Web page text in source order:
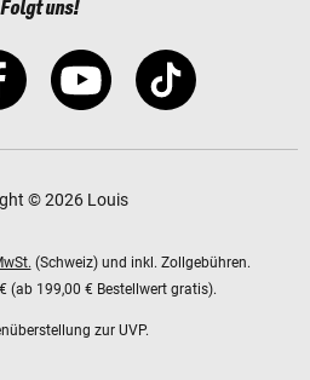
Folgt uns!
© 2026 Louis
(Schweiz) und inkl. Zollgebühren.
(ab 199,00 € Bestellwert gratis).
zur UVP.